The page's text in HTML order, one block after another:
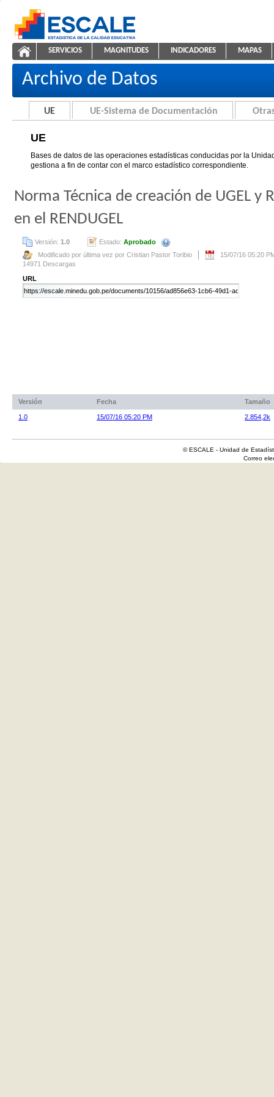
ESCALE - Unidad de Estadística Educativa
UE
NAVEGACIÓN
SERVICIOS MAGNITUDES INDICADORES MAPAS
Archivo de Datos
UE UE-Sistema de Documentación
UE
Bases de datos de las operaciones estadísticas conducidas por la
gestiona a fin de contar con el marco estadístico correspondiente.
Norma Técnica de creación de UGEL y
en el RENDUGEL
Versión: 1.0 Estado: Aprobado
Modificado por última vez por Cristian Pastor Toribio
15/07/16 05:20
14971 Descargas
URL
Versión Fecha Tamaño
1.0 15/07/16 05:20 PM 2.854,2k
© ESCALE - Unidad de
Correo